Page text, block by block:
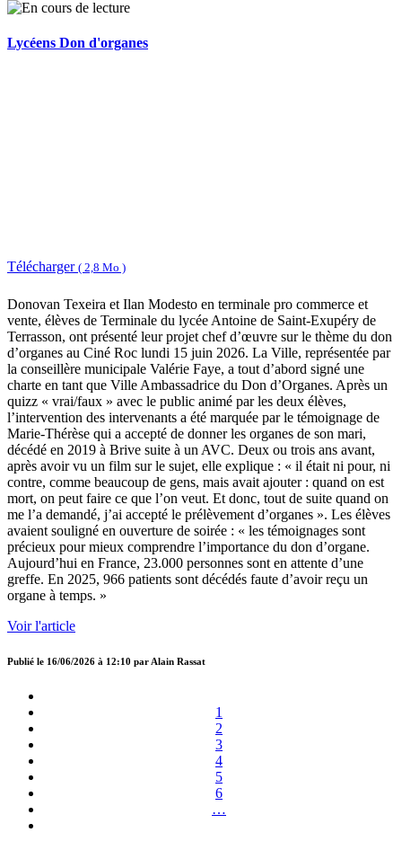
Lycéens Don d'organes
Télécharger ( 2,8 Mo )
Donovan Texeira et Ilan Modesto en terminale pro commerce et
vente, élèves de Terminale du lycée Antoine de Saint-Exupéry de
Terrasson, ont présenté leur projet chef d’œuvre sur le thème du don
d’organes au Ciné Roc lundi 15 juin 2026. La Ville, représentée par
la conseillère municipale Valérie Faye, a tout d’abord signé une
charte en tant que Ville Ambassadrice du Don d’Organes. Après un
quizz « vrai/faux » avec le public animé par les deux élèves,
l’intervention des intervenants a été marquée par le témoignage de
Marie-Thérèse qui a accepté de donner les organes de son mari,
décédé en 2019 à Brive suite à un AVC. Deux ou trois ans avant,
après avoir vu un film sur le sujet, elle explique : « il était ni pour, ni
contre, comme beaucoup de gens, mais avait ajouter : quand on est
mort, on peut faire ce que l’on veut. Et donc, tout de suite quand on
me l’a demandé, j’ai accepté le prélèvement d’organes ». Les élèves
avaient souligné en ouverture de soirée : « les témoignages sont
précieux pour mieux comprendre l’importance du don d’organe.
Aujourd’hui en France, 23.000 personnes sont en attente d’une
greffe. En 2025, 966 patients sont décédés faute d’avoir reçu un
organe à temps. »
Voir l'article
Publié le 16/06/2026 à 12:10 par Alain Rassat
1
2
3
4
5
6
…